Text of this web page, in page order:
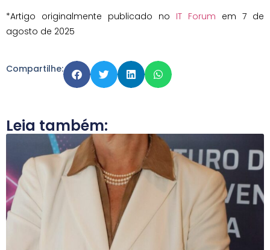
*Artigo originalmente publicado no IT Forum em 7 de
agosto de 2025
Compartilhe:
Leia também: